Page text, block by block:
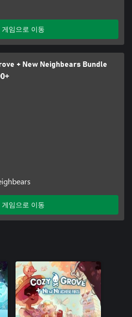
게임으로 이동
+ New Neighbears Bundle
게임으로 이동